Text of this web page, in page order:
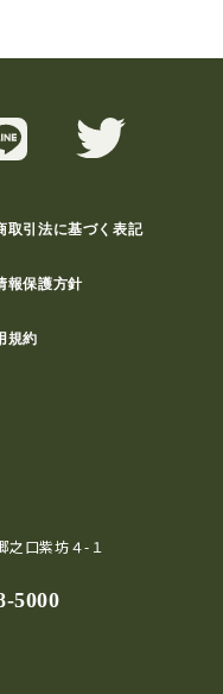
取引法に基づく表記
報保護方針
規約
口紫坊４-１
5000